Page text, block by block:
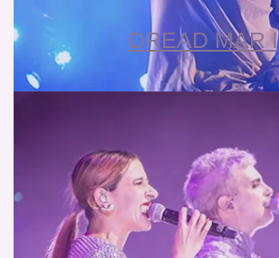
DREAD MAR I